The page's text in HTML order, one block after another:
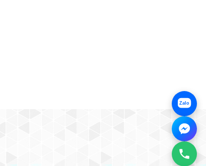
Zalo